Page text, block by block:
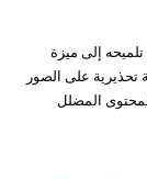
إلى ميزة
على الصور
المضلل